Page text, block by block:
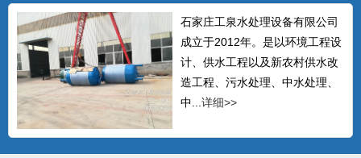
石家庄工泉水处理设备有限公司
成立于2012年。是以环境工程设
计、供水工程以及新农村供水改
造工程、污水处理、中水处理、
中...详细>>
全自动无塔供水设备
石家庄工泉公司生产的无塔供水设备，全
自动无塔供水器常年销往北...